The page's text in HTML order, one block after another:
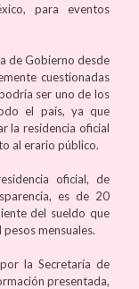
para eventos
de Gobierno desde
cuestionadas
ser uno de los
el país, ya que
la residencia oficial
al erario público.
oficial, de
es de 20
del sueldo que
mensuales.
la Secretaría de
presentada,